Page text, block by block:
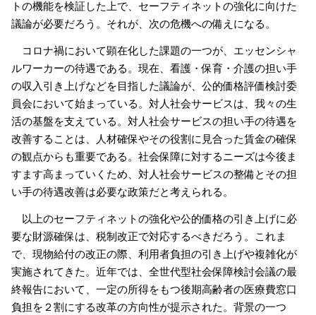
トの機能を検証した上で、セーフティネットの強化に向けた
議論が必要だろう。それが、次の危機への備えになる。
コロナ禍において顕在化した課題の一つが、エッセンシャ
ルワーカーの待遇である。現在、看護・保育・介護の担い手
の収入引き上げなどを目指した議論が、公的価格評価検討委
員会において始まっている。対人社会サービスは、我々の生
活の基盤を支えている。対人社会サービスの担い手の待遇を
改善することは、人材確保やその役割に見合った賃金の確保
の観点からも重要である。社会保障に対するニーズは今後ま
すます高まっていくため、対人社会サービスの整備とその担
い手の待遇改善は必要な政策だと考えられる。
以上のセーフティネットの強化や公的価格の引き上げに必
要な財源確保は、税制改正で対応するべきだろう。これま
で、現物給付の改正の際、利用者負担の引き上げや複雑化が
実施されてきた。近年では、全世代型社会保障検討会議の最
終報告において、一定の所得をもつ後期高齢者の医療費窓口
負担を２割にする改革の方向性が提示された。背景の一つ